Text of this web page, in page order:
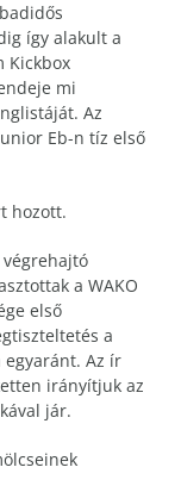
így alakult a
Kickbox
mi
Az
Eb-n tíz első
hozott.
a WAKO
első
a
egyaránt. Az ír
irányítjuk az
jár.